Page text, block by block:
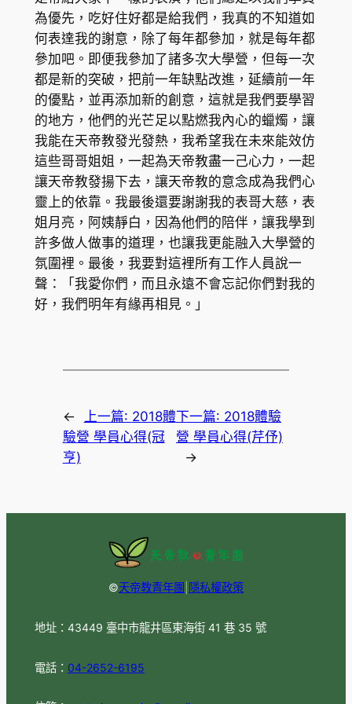
為優先，吃好住好都是給我們，我真的不知道如
何表達我的謝意，除了每年都參加，就是每年都
參加吧。即便我參加了諸多次大學營，但每一次
都是新的突破，把前一年缺點改進，延續前一年
的優點，並再添加新的創意，這就是我們要學習
的地方，他們的光芒足以點燃我內心的蠟燭，讓
我能在天帝教發光發熱，我希望我在未來能效仿
這些哥哥姐姐，一起為天帝教盡一己心力，一起
讓天帝教發揚下去，讓天帝教的意念成為我們心
靈上的依靠。我最後還要謝謝我的表哥大慈，表
姐月亮，阿姨靜白，因為他們的陪伴，讓我學到
許多做人做事的道理，也讓我更能融入大學營的
氛圍裡。最後，我要對這裡所有工作人員說一
聲：「我愛你們，而且永遠不會忘記你們對我的
好，我們明年有緣再相見。」
← 上一篇: 2018體
驗營 學員心得(冠
亨)
下一篇: 2018體驗
營 學員心得(芹伃)
→
©天帝教青年團 隱私權政策
地址：43449 臺中市龍井區東海街 41 巷 35 號
電話： 04-2652-6195